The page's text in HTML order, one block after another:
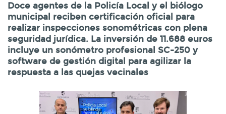
Doce agentes de la Policía Local y el biólogo
municipal reciben certificación oficial para
realizar inspecciones sonométricas con plena
seguridad jurídica. La inversión de 11.688 euros
incluye un sonómetro profesional SC-250 y
software de gestión digital para agilizar la
respuesta a las quejas vecinales